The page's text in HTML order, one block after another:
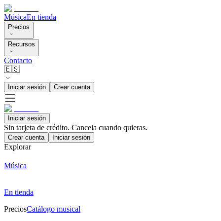
MúsicaEn tienda
Precios
Recursos
Contacto
🇪🇸
Iniciar sesión Crear cuenta
Iniciar sesión
Sin tarjeta de crédito. Cancela cuando quieras.
Crear cuenta Iniciar sesión
Explorar
Música
En tienda
PreciosCatálogo musical